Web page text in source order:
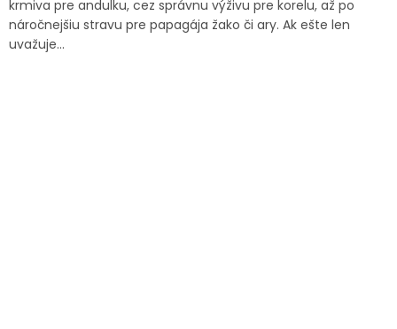
krmiva pre andulku, cez správnu výživu pre korelu, až po
náročnejšiu stravu pre papagája žako či ary. Ak ešte len
uvažuje...